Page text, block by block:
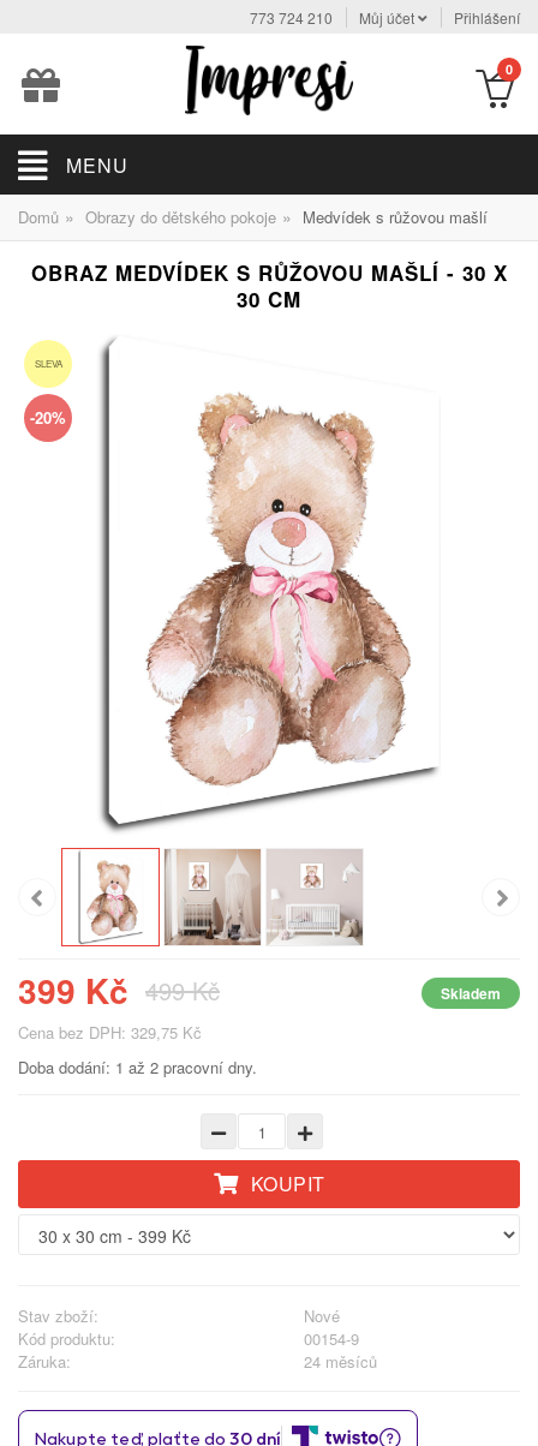
773 724 210 Můj účet Přihlášení
0
MENU
Domů » Obrazy do dětského pokoje » Medvídek s růžovou mašlí
OBRAZ MEDVÍDEK S RŮŽOVOU MAŠLÍ - 30 X
30 CM
SLEVA
-20%
399 Kč 499 Kč Skladem
Cena bez DPH: 329,75 Kč
Doba dodání: 1 až 2 pracovní dny.
KOUPIT
Stav zboží:
Nové
Kód produktu:
00154-9
Záruka:
24 měsíců